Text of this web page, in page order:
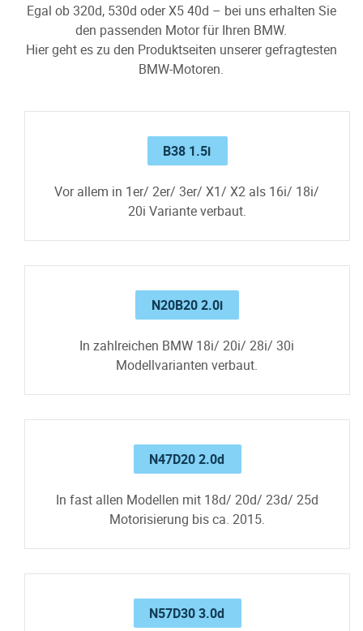
Egal ob 320d, 530d oder X5 40d – bei uns erhalten Sie
den passenden Motor für Ihren BMW.
Hier geht es zu den Produktseiten unserer gefragtesten
BMW-Motoren.
B38 1.5i
Vor allem in 1er/ 2er/ 3er/ X1/ X2 als 16i/ 18i/
20i Variante verbaut.
N20B20 2.0i
In zahlreichen BMW 18i/ 20i/ 28i/ 30i
Modellvarianten verbaut.
N47D20 2.0d
In fast allen Modellen mit 18d/ 20d/ 23d/ 25d
Motorisierung bis ca. 2015.
N57D30 3.0d